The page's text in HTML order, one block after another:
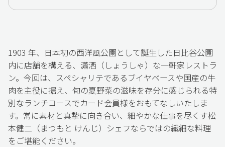
1903 年、日本初の西洋風公園として誕生した日比谷公園
内に店舗を構える、瀟洒（しょうしゃ）な一軒家レストラ
ン。今回は、スペシャリテであるブイヤベースや国産の牛
肉を主役に据え、旬の夏野菜の滋味を存分に感じられる特
別なランチコースでカード会員様をおもてなしいたしま
す。常に素材と真摯に向き合い、細やかな仕事を尽くす松
本健二（まつもと けんじ）シェフならではの繊細な料理
をご堪能ください。